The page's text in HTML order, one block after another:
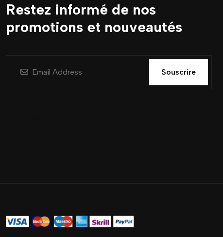
Restez informé de nos
promotions et nouveautés
Souscrire